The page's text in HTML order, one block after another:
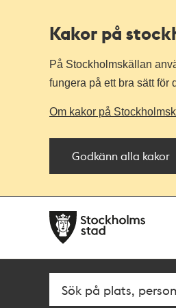
Kakor på
På Stockholmskällan
fungera på ett bra sätt för
Om kakor på
Godkänn alla kakor
navigationen
huvudinnehållet
Fritextsök